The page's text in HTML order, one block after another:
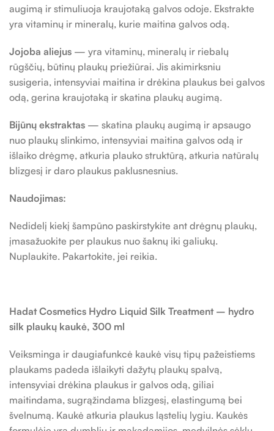
augimą ir stimuliuoja kraujotaką galvos odoje. Ekstrakte
yra vitaminų ir mineralų, kurie maitina galvos odą.
Jojoba aliejus — yra vitaminų, mineralų ir riebalų
rūgščių, būtinų plaukų priežiūrai. Jis akimirksniu
susigeria, intensyviai maitina ir drėkina plaukus bei galvos
odą, gerina kraujotaką ir skatina plaukų augimą.
Bijūnų ekstraktas — skatina plaukų augimą ir apsaugo
nuo plaukų slinkimo, intensyviai maitina galvos odą ir
išlaiko drėgmę, atkuria plauko struktūrą, atkuria natūralų
blizgesį ir daro plaukus paklusnesnius.
Naudojimas:
Nedidelį kiekį šampūno paskirstykite ant drėgnų plaukų,
įmasažuokite per plaukus nuo šaknų iki galiukų.
Nuplaukite. Pakartokite, jei reikia.
Hadat Cosmetics Hydro Liquid Silk Treatment – hydro
silk plaukų kaukė, 300 ml
Veiksminga ir daugiafunkcė kaukė visų tipų pažeistiems
plaukams padeda išlaikyti dažytų plaukų spalvą,
intensyviai drėkina plaukus ir galvos odą, giliai
maitindama, sugrąžindama blizgesį, elastingumą bei
švelnumą. Kaukė atkuria plaukus ląstelių lygiu. Kaukės